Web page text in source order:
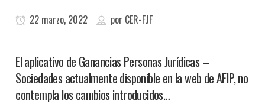
22 marzo, 2022 por CER-FJF
El aplicativo de Ganancias Personas Jurídicas –
Sociedades actualmente disponible en la web de AFIP, no
contempla los cambios introducidos…